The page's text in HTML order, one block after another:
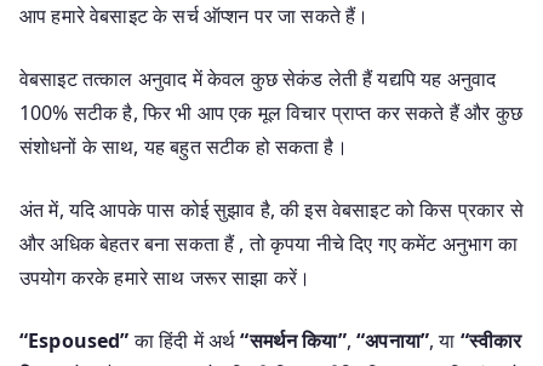
आप हमारे वेबसाइट के सर्च ऑप्शन पर जा सकते हैं।
वेबसाइट तत्काल अनुवाद में केवल कुछ सेकंड लेती हैं यद्यपि यह अनुवाद
100% सटीक है, फिर भी आप एक मूल विचार प्राप्त कर सकते हैं और कुछ
संशोधनों के साथ, यह बहुत सटीक हो सकता है।
अंत में, यदि आपके पास कोई सुझाव है, की इस वेबसाइट को किस प्रकार से
और अधिक बेहतर बना सकता हैं , तो कृपया नीचे दिए गए कमेंट अनुभाग का
उपयोग करके हमारे साथ जरूर साझा करें।
“Espoused”का हिंदी में अर्थ“समर्थन किया”,“अपनाया”, या “स्वीकार